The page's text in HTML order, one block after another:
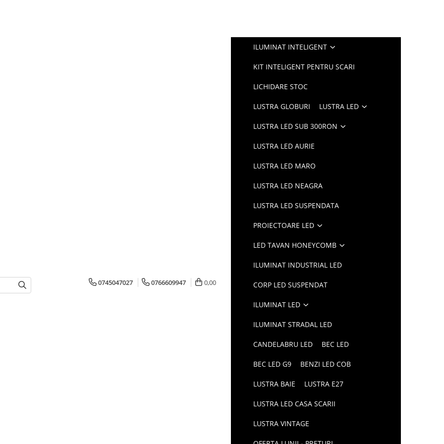
0745047027 0766609947 0,00
ILUMINAT INTELIGENT
KIT INTELIGENT PENTRU SCARI
LICHIDARE STOC
LUSTRA GLOBURI LUSTRA LED
LUSTRA LED SUB 300RON
LUSTRA LED AURIE
LUSTRA LED MARO
LUSTRA LED NEAGRA
LUSTRA LED SUSPENDATA
PROIECTOARE LED
LED TAVAN HONEYCOMB
ILUMINAT INDUSTRIAL LED
CORP LED SUSPENDAT
ILUMINAT LED
ILUMINAT STRADAL LED
CANDELABRU LED BEC LED
BEC LED G9 BENZI LED COB
LUSTRA BAIE LUSTRA E27
LUSTRA LED CASA SCARII
LUSTRA VINTAGE